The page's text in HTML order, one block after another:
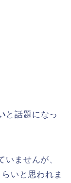
と話題になっ
ませんが、
らいと思われま